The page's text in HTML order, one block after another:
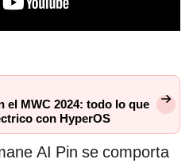
el MWC 2024: todo lo que
con HyperOS
AI Pin se comporta